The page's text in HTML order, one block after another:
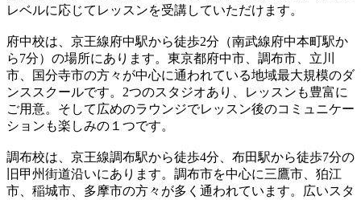
レベルに応じてレッスンを受講していただけます。
府中校は、京王線府中駅から徒歩2分（南武線府中本町駅か
ら7分）の場所にあります。東京都府中市、調布市、立川
市、国分寺市の方々が中心に通われている地域最大規模のダ
ンススクールです。2つのスタジオあり、レッスンも豊富に
ご用意。そして広めのラウンジでレッスン後のコミュニケー
ションも楽しみの１つです。
調布校は、京王線調布駅から徒歩4分、布田駅から徒歩7分の
旧甲州街道沿いにあります。調布市を中心に三鷹市、狛江
市、稲城市、多摩市の方々が多く通われています。広いスタ